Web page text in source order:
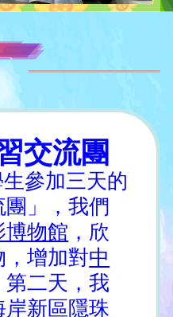
交流團
參加三天的
團」，我們
物館 ，欣
增加對中
二天，我
新區隱珠